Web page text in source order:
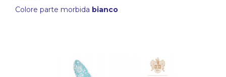
Colore parte morbida bianco